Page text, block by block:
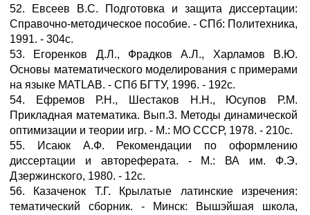
52. Евсеев В.С. Подготовка и защита диссертации:
Справочно-методическое пособие. - СПб: Политехника,
1991. - 304с.
53. Егоренков Д.Л., Фрадков А.Л., Харламов В.Ю.
Основы математического моделирования с примерами
на языке MATLAB. - СПб БГТУ, 1996. - 192с.
54. Ефремов Р.Н., Шестаков Н.Н., Юсупов Р.М.
Прикладная математика. Вып.3. Методы динамической
оптимизации и теории игр. - М.: МО СССР, 1978. - 210с.
55. Исаюк А.Ф. Рекомендации по оформлению
диссертации и автореферата. - М.: ВА им. Ф.Э.
Дзержинского, 1980. - 12с.
56. Казаченок Т.Г. Крылатые латинские изречения:
тематический сборник. - Минск: Вышэйшая школа,